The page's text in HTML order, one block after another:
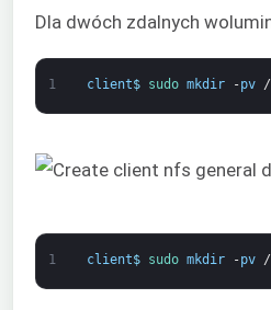
Dla dwóch zdalnych
1 client$ sudo mkdir -pv /
1 client$ sudo mkdir -pv /